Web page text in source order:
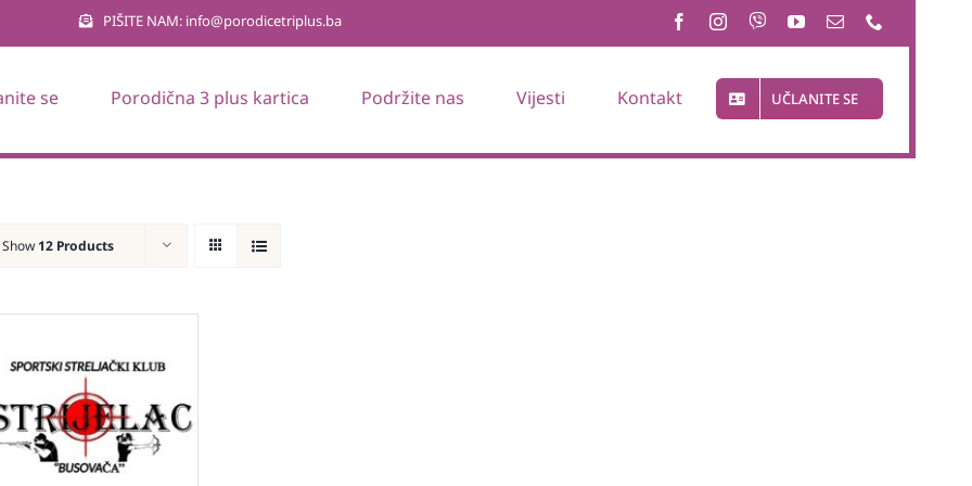
PIŠITE NAM: info@porodicetriplus.ba
se Porodična 3 plus kartica Podržite nas Vijesti Kontakt UČLANITE SE
Show 12 Products